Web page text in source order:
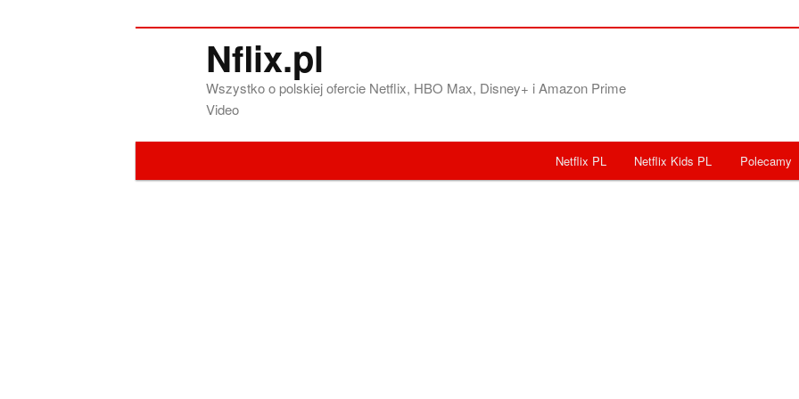
Nflix.pl
Wszystko o polskiej ofercie Netflix, HBO Max, Disney+ i Amazon Prime
Video
Polecamy
Netflix Kids PL
Netflix PL